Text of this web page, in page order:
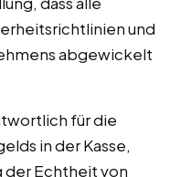
und
abgewickelt
für die
in der Kasse,
Echtheit von